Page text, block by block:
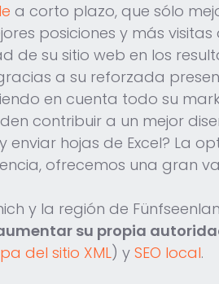
a corto plazo, que sólo
posiciones y más
de su sitio web en los
a su reforzada
en cuenta todo su
contribuir a un mejor
enviar hojas de Excel? La
ofrecemos una gran
y la región de
su propia
del sitio XML) y SEO local.